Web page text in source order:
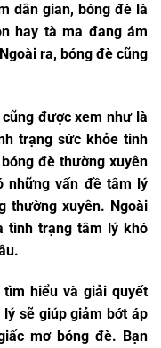
dân gian, bóng đè là
hay tà ma đang ám
ra, bóng đè cũng
được xem như là
trạng sức khỏe tinh
đè thường xuyên
những vấn đề tâm lý
thường xuyên. Ngoài
tình trạng tâm lý khó
hiểu và giải quyết
sẽ giúp giảm bớt áp
mơ bóng đè. Bạn